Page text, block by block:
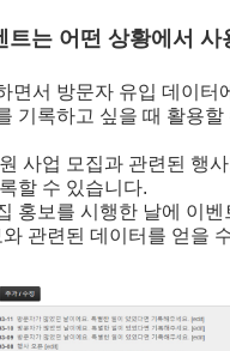
트는 어떤 상황에서 사
면서 방문자 유입 데이터
기록하고 싶을 때 활용할
사업 모집과 관련된 행
할 수 있습니다.
홍보를 시행한 날에 이벤
관련된 데이터를 얻을